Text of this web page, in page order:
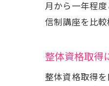
月から一年程
信制講座を比較
整体資格取得
整体資格取得